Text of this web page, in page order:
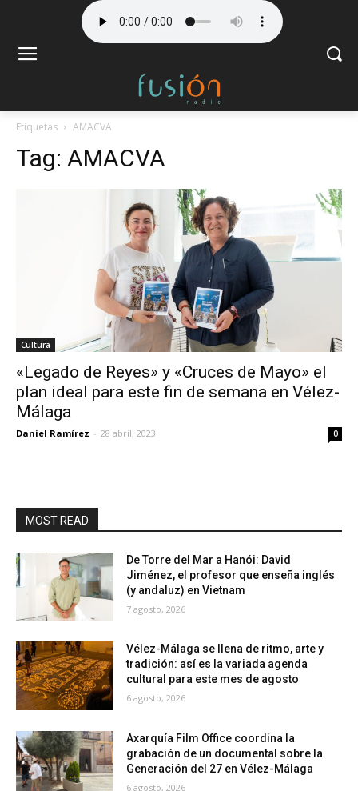
Etiquetas AMACVA
Tag: AMACVA
Cultura
«Legado de Reyes» y «Cruces de Mayo» el
plan ideal para este fin de semana en Vélez-
Málaga
Daniel Ramírez - 28 abril, 2023 0
MOST READ
De Torre del Mar a Hanói: David
Jiménez, el profesor que enseña inglés
(y andaluz) en Vietnam
7 agosto, 2026
Vélez-Málaga se llena de ritmo, arte y
tradición: así es la variada agenda
cultural para este mes de agosto
6 agosto, 2026
Axarquía Film Office coordina la
grabación de un documental sobre la
Generación del 27 en Vélez-Málaga
6 agosto, 2026